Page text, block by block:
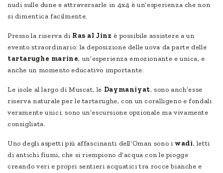
nudi sulle dune e attraversarle in 4x4 è un’esperienza che non
si dimentica facilmente.
Presso la riserva di Ras al Jinz è possibile assistere a un
evento straordinario: la deposizione delle uova da parte delle
tartarughe marine, un’esperienza emozionante e unica, e
anche un momento educativo importante.
Le isole al largo di Muscat, le Daymaniyat, sono anch’esse
riserva naturale per le tartarughe, con un coralligeno e fondali
veramente unici: sono un’escursione opzionale ma vivamente
consigliata.
Uno degli aspetti più affascinanti dell’Oman sono i wadi, letti
di antichi fiumi, che si riempiono d’acqua con le piogge
creando veri e propri sentieri acquatici tra rocce bianche e